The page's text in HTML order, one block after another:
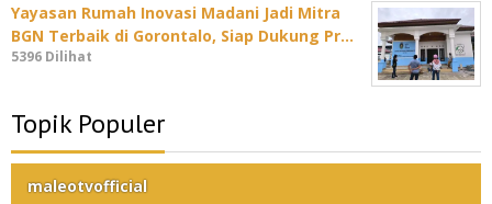
Yayasan Rumah Inovasi Madani Jadi Mitra
BGN Terbaik di Gorontalo, Siap Dukung Pr…
5396 Dilihat
Topik Populer
maleotvofficial